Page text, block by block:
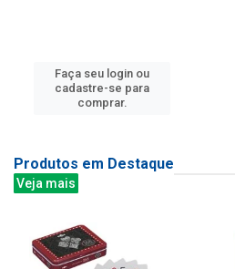
Faça seu login ou
cadastre-se para
comprar.
Produtos em Destaque
Veja mais